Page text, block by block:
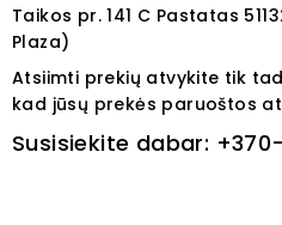
Taikos pr. 141 C Pastatas
Plaza)
Atsiimti prekių atvykite tik
kad jūsų prekės paruoštos
Susisiekite dabar: